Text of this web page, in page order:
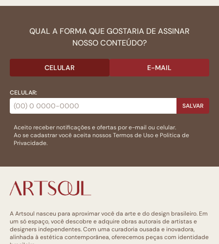
QUAL A FORMA QUE GOSTARIA DE ASSINAR
NOSSO CONTEÚDO?
CELULAR E-MAIL
CELULAR:
SALVAR
Aceito receber notificações e ofertas por e-mail ou celular.
Ao se cadastrar você aceita nossosTermos de Usoe Politica de
Privacidade.
A Artsoul nasceu para aproximar você da arte e do design brasileiro. Em
um só espaço, você descobre e adquire obras autorais de artistas e
designers independentes. Com uma curadoria ousada e inovadora,
alinhada à estética contemporânea, oferecemos peças com identidade